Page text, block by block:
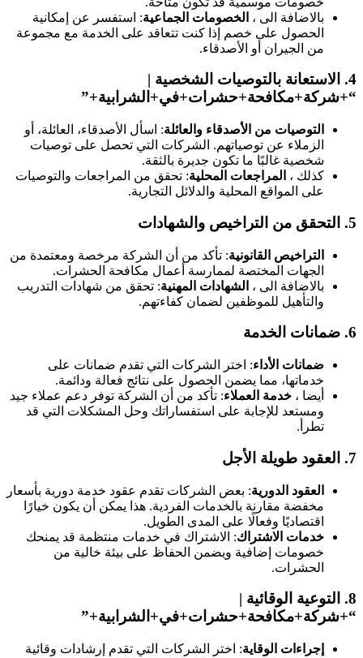
بالاضافة الى ، الخصومات الجماعية: استفسر عن إمكانية
الحصول على خصم إذا كنت تتعاقد على الخدمة مع مجموعة
من الجيران أو الأصدقاء.
الاستعانة بالتوصيات الشخصية|
التوصيات من الأصدقاء والعائلة: اسأل الأصدقاء، العائلة، أو
الزملاء عن توصياتهم. الشركات التي تحصل على توصيات
شخصية غالبًا ما تكون جديرة بالثقة.
كذلك ، المراجعات المحلية: تحقق من المراجعات والتوصيات
على المواقع المحلية والدلائل التجارية.
التحقق من التراخيص والشهادات
التراخيص القانونية: تأكد من أن الشركة مرخصة ومعتمدة من
الجهات المختصة لممارسة أعمال مكافحة الحشرات.
بالاضافة الى ، الشهادات المهنية: تحقق من شهادات التدريب
والتأهيل للموظفين لضمان كفاءتهم.
ضمانات الخدمة
ضمانات الأداء : اختر الشركات التي تقدم ضمانات على
خدماتها، مما يضمن الحصول على نتائج فعالة ودائمة.
أيضا ، خدمة العملاء: تأكد من أن الشركة توفر دعم عملاء جيد
ومستعد للإجابة على استفساراتك وحل المشكلات التي قد
تطرأ.
العقود طويلة الأجل
العقود الدورية: بعض الشركات تقدم عقود خدمة دورية بأسعار
مخفضة مقارنة بالخدمات الفردية. هذا يمكن أن يكون خيارًا
اقتصاديًا وفعالًا على المدى الطويل.
خدمات الاشتراك: الاشتراك في خدمات منتظمة قد يمنحك
خصومات إضافية ويضمن الحفاظ على بيئة خالية من
الحشرات.
التوعية الوقائية|
إجراءات الوقاية: اختر الشركات التي تقدم إرشادات وقائية